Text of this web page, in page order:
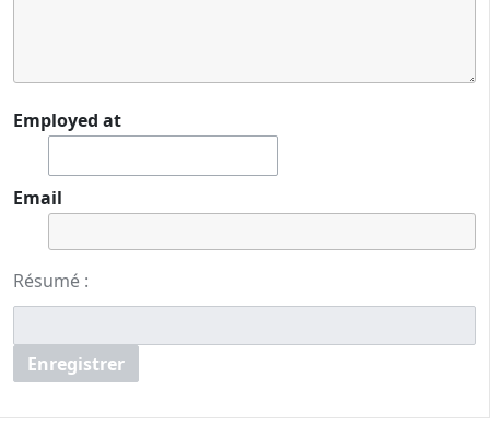
Employed at
Email
Résumé :
Enregistrer